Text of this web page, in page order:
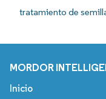
tratamiento de
MORDOR
Inicio